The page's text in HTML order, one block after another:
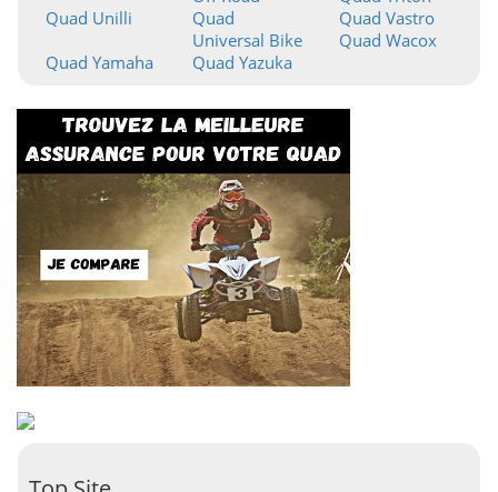
Quad Unilli
Quad
Universal Bike
Quad Vastro
Quad Wacox
Quad Yamaha
Quad Yazuka